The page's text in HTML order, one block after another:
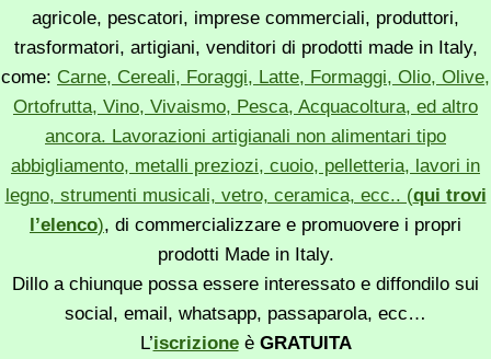
agricole, pescatori, imprese commerciali, produttori,
trasformatori, artigiani, venditori di prodotti made in Italy,
come: Carne, Cereali, Foraggi, Latte, Formaggi, Olio, Olive,
Ortofrutta, Vino, Vivaismo, Pesca, Acquacoltura, ed altro
ancora. Lavorazioni artigianali non alimentari tipo
abbigliamento, metalli preziozi, cuoio, pelletteria, lavori in
legno, strumenti musicali, vetro, ceramica, ecc.. (qui trovi
l’elenco), di commercializzare e promuovere i propri
prodotti Made in Italy.
Dillo a chiunque possa essere interessato e diffondilo sui
social, email, whatsapp, passaparola, ecc…
L’iscrizioneè GRATUITA